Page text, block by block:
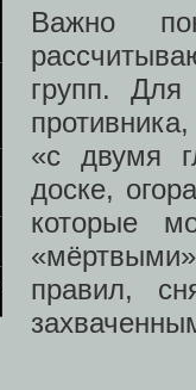
Важно
групп. Для
«с двумя
доске,
которые
правил,